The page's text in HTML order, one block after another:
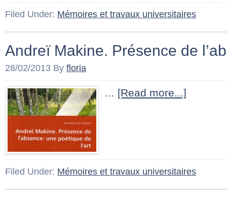
Filed Under: Mémoires et travaux universitaires
Andreï Makine. Présence de
28/02/2013 By floria
… [Read more...]
Filed Under: Mémoires et travaux universitaires